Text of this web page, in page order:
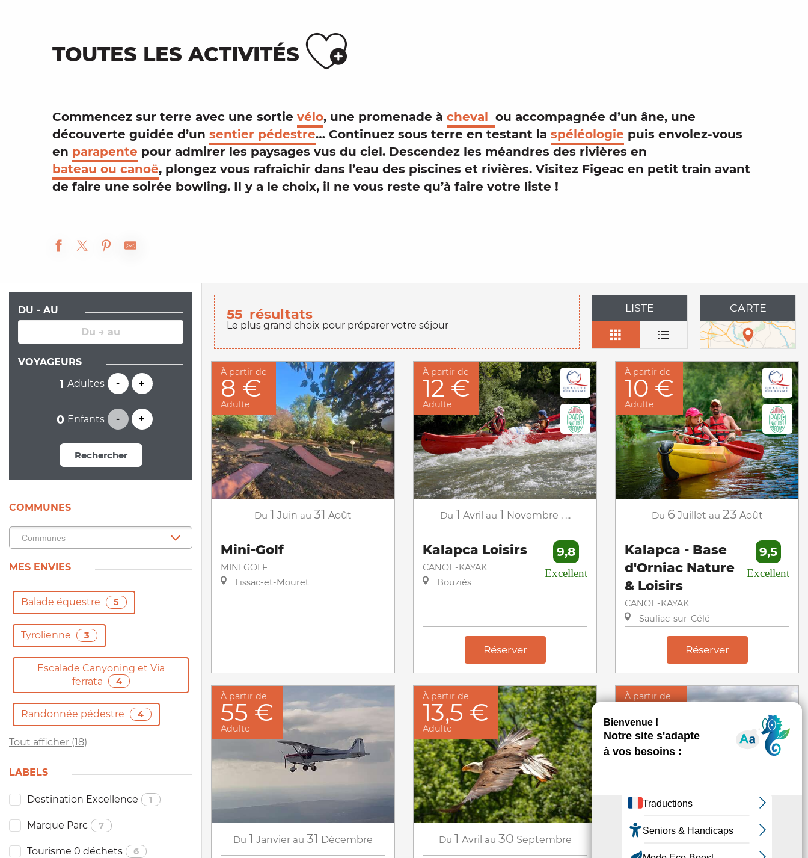
TOUTES LES ACTIVITÉS Ajouter aux
Commencez sur terre avec une sortie vélo, une promenade à cheval ou accompagnée d’un âne, une
découverte guidée d’un sentier pédestre… Continuez sous terre en testant la spéléologie puis envolez-vous
en parapente pour admirer les paysages vus du ciel. Descendez les méandres des rivières en
bateau ou canoë, plongez vous rafraichir dans l’eau des piscines et rivières. Visitez Figeac en petit train avant
de faire une soirée bowling. Il y a le choix, il ne vous reste qu’à faire votre liste !
DU - AU
VOYAGEURS
Adultes
- +
Enfants - +
Rechercher
COMMUNES
MES ENVIES
Balade équestre 5
Tyrolienne 3
Escalade Canyoning et Via
ferrata
4
Randonnée pédestre 4
Tout afficher (18)
LABELS
Destination Excellence 1
Marque Parc 7
Tourisme 0 déchets 6
55 résultats
Le plus grand choix pour préparer votre séjour
LISTE CARTE
À partir de
8 €
Adulte
Du 1 Juin au 31 Août
Mini-Golf
MINI GOLF
Lissac-et-Mouret
À partir de
12 €
Adulte
Du 1 Avril au 1 Novembre , ...
Kalapca Loisirs
CANOË-KAYAK
Bouziès
9,8
Excellent
Réserver
À partir de
10 €
Adulte
Du 6 Juillet au 23 Août
Kalapca - Base
d'Orniac Nature
& Loisirs
CANOË-KAYAK
Sauliac-sur-Célé
9,5
Excellent
Réserver
À partir de
55 €
Adulte
Du 1 Janvier au 31 Décembre
À partir de
13,5 €
Adulte
Du 1 Avril au 30 Septembre
À partir de
55 €
Adulte
Du 1 31 Décembre